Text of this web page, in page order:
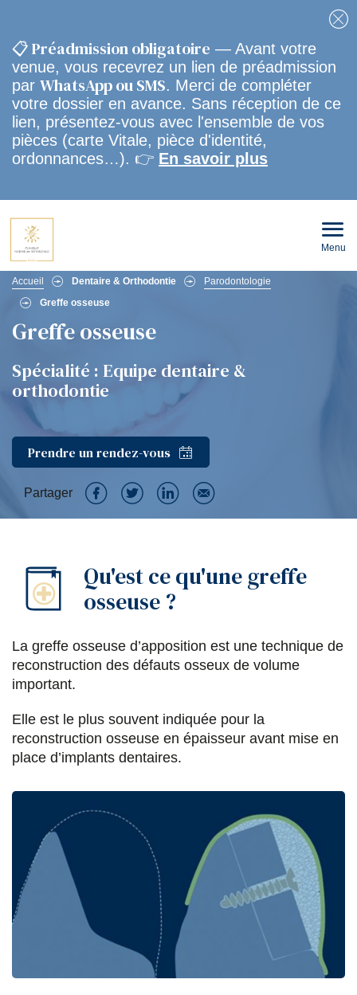
📋 Préadmission obligatoire — Avant votre
venue, vous recevrez un lien de préadmission
par WhatsApp ou SMS. Merci de compléter
votre dossier en avance. Sans réception de ce
lien, présentez-vous avec l'ensemble de vos
pièces (carte Vitale, pièce d'identité,
ordonnances…). 👉 En savoir plus
Menu
menu
Fil
d'Ariane
Accueil Dentaire & Orthodontie
Parodontologie
Greffe osseuse
Greffe osseuse
Spécialité : Equipe dentaire &
orthodontie
Prendre un rendez-vous
Partager
P
r
t
g
r
s
u
r
F
b
o
P
r
t
g
r
s
u
r
T
e
r
P
r
t
g
r
s
u
r
n
k
e
d
i
P
r
g
r
p
r
m
a
i
Qu'est ce qu'une greffe
osseuse ?
La greffe osseuse d’apposition est une technique de
reconstruction des défauts osseux de volume
important.
Elle est le plus souvent indiquée pour la
reconstruction osseuse en épaisseur avant mise en
place d’implants dentaires.